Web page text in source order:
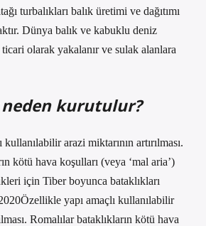
turbalıkları balık üretimi ve dağıtımı
Dünya balık ve kabuklu deniz
olarak yakalanır ve sulak alanlara
kurutulur?
arazi miktarının artırılması.
kötü hava koşulları (veya ‘mal aria’)
için Tiber boyunca bataklıkları
yapı amaçlı kullanılabilir
Romalılar bataklıkların kötü hava